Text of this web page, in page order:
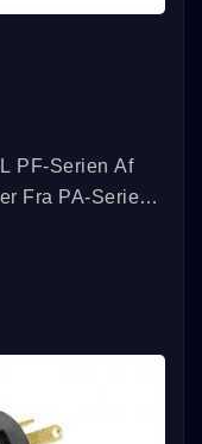
PF-Serien Af
Fra PA-Serien
Og Udskårne